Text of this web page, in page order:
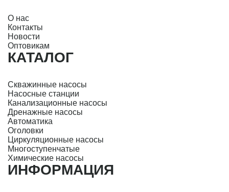
О нас
Контакты
Новости
Оптовикам
КАТАЛОГ
Скважинные насосы
Насосные станции
Канализационные насосы
Дренажные насосы
Автоматика
Оголовки
Циркуляционные насосы
Многоступенчатые
Химические насосы
ИНФОРМАЦИЯ